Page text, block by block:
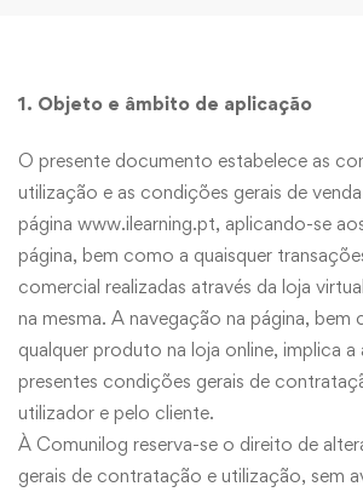
1. Objeto e âmbito de aplicação
O presente documento estabelece as
utilização e as condições gerais de
página www.ilearning.pt, aplicando-se
página, bem como a quaisquer
comercial realizadas através da loja
na mesma. A navegação na página,
qualquer produto na loja online, implica
presentes condições gerais de
utilizador e pelo cliente.
À Comunilog reserva-se o direito de
gerais de contratação e utilização, sem